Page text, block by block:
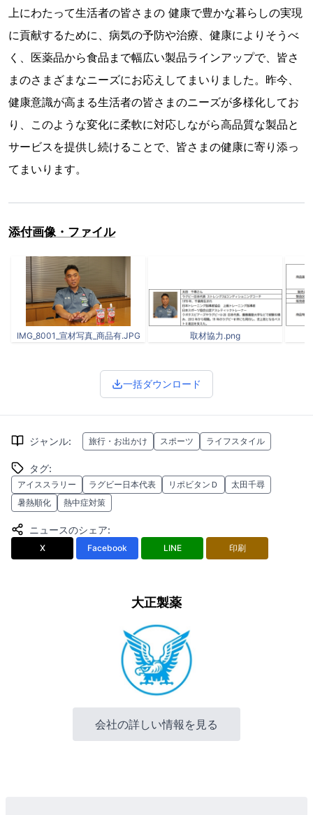
上にわたって生活者の皆さまの 健康で豊かな暮らしの実現
に貢献するために、病気の予防や治療、健康によりそうべ
く、医薬品から食品まで幅広い製品ラインアップで、皆さ
まのさまざまなニーズにお応えしてまいりました。昨今、
健康意識が高まる生活者の皆さまのニーズが多様化してお
り、このような変化に柔軟に対応しながら高品質な製品と
サービスを提供し続けることで、皆さまの健康に寄り添っ
てまいります。
添付画像・ファイル
IMG_8001_宣材写真_商品有.JPG 取材協力.png
一括ダウンロード
ジャンル: 旅行・お出かけ スポーツ ライフスタイル
タグ:
アイススラリー ラグビー日本代表 リポビタンＤ
太田千尋
暑熱順化
熱中症対策
ニュースのシェア:
X Facebook LINE 印刷
大正製薬
会社の詳しい情報を見る